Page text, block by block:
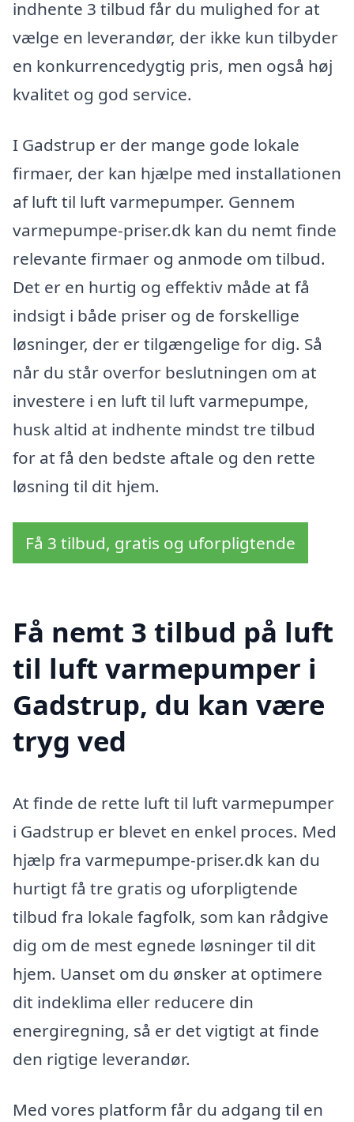
indhente 3 tilbud får du mulighed for at
vælge en leverandør, der ikke kun tilbyder
en konkurrencedygtig pris, men også høj
kvalitet og god service.
I Gadstrup er der mange gode lokale
firmaer, der kan hjælpe med installationen
af luft til luft varmepumper. Gennem
varmepumpe-priser.dk kan du nemt finde
relevante firmaer og anmode om tilbud.
Det er en hurtig og effektiv måde at få
indsigt i både priser og de forskellige
løsninger, der er tilgængelige for dig. Så
når du står overfor beslutningen om at
investere i en luft til luft varmepumpe,
husk altid at indhente mindst tre tilbud
for at få den bedste aftale og den rette
løsning til dit hjem.
Få 3 tilbud, gratis og uforpligtende
Få nemt 3 tilbud på luft
til luft varmepumper i
Gadstrup, du kan være
tryg ved
At finde de rette luft til luft varmepumper
i Gadstrup er blevet en enkel proces. Med
hjælp fra varmepumpe-priser.dk kan du
hurtigt få tre gratis og uforpligtende
tilbud fra lokale fagfolk, som kan rådgive
dig om de mest egnede løsninger til dit
hjem. Uanset om du ønsker at optimere
dit indeklima eller reducere din
energiregning, så er det vigtigt at finde
den rigtige leverandør.
Med vores platform får du adgang til en